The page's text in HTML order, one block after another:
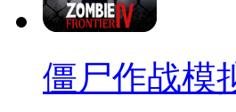
僵尸作战模